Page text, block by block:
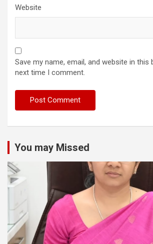
Website
Save my name, email, and website in
next time I comment.
You may Missed